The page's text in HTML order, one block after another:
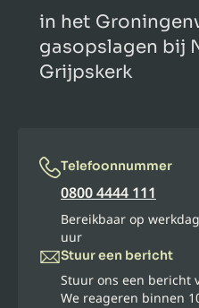
in het
gasopslagen bij
Grijpskerk
Telefoonnummer
0800 4444 111
Bereikbaar op
uur
Stuur een bericht
Stuur ons een bericht
We reageren binnen